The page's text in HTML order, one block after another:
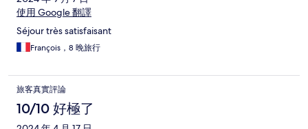
使用 Google 翻譯
Séjour très satisfaisant
François，8 晚旅行
旅客真實評論
10/10 好極了